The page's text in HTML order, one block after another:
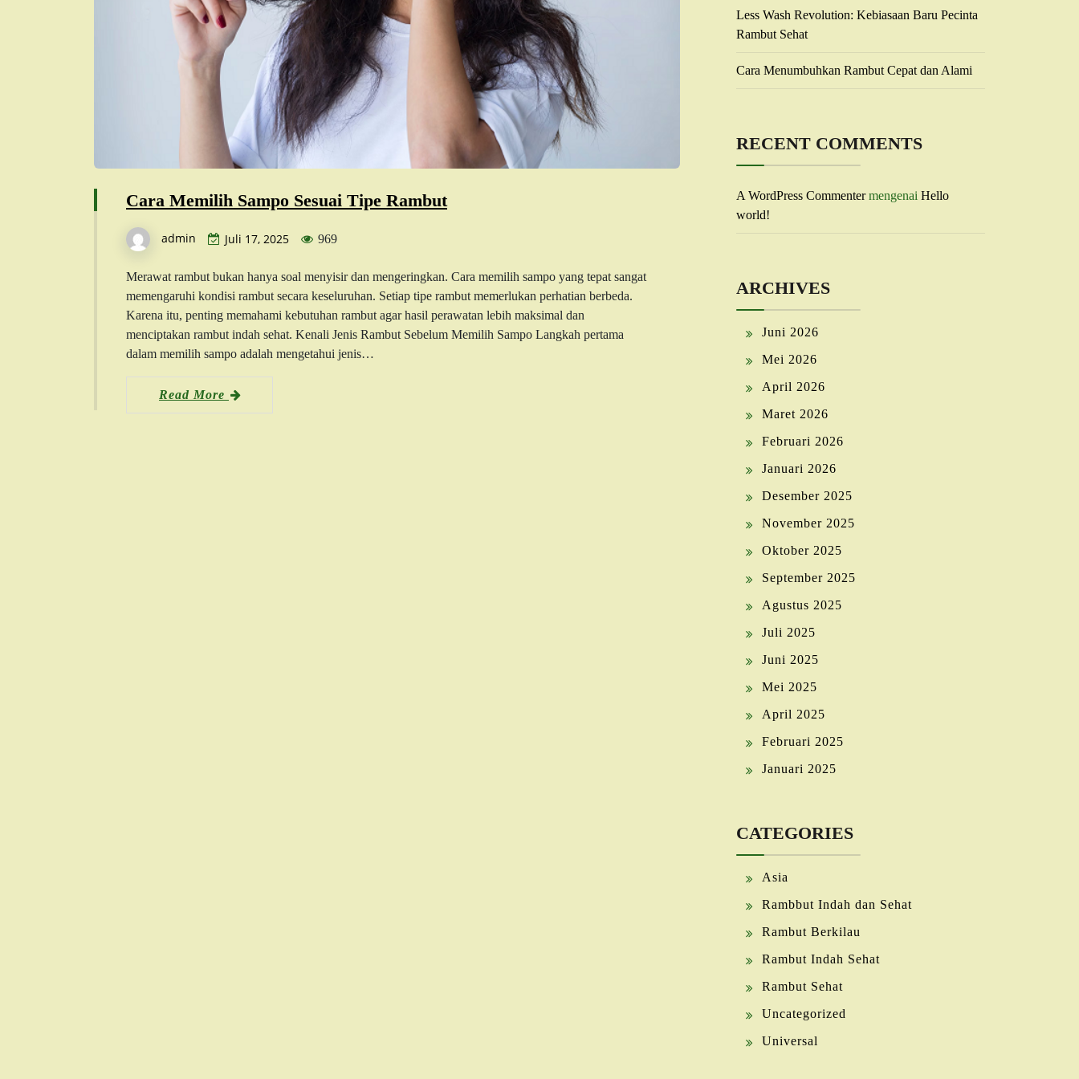
Cara Memilih Sampo Sesuai Tipe Rambut
admin Juli 17, 2025 969
Merawat rambut bukan hanya soal menyisir dan mengeringkan. Cara memilih sampo yang tepat sangat
memengaruhi kondisi rambut secara keseluruhan. Setiap tipe rambut memerlukan perhatian berbeda.
Karena itu, penting memahami kebutuhan rambut agar hasil perawatan lebih maksimal dan
menciptakan rambut indah sehat. Kenali Jenis Rambut Sebelum Memilih Sampo Langkah pertama
dalam memilih sampo adalah mengetahui jenis…
Read More
Less Wash Revolution: Kebiasaan Baru Pecinta
Rambut Sehat
Cara Menumbuhkan Rambut Cepat dan Alami
RECENT COMMENTS
A WordPress Commentermengenai Hello
world!
ARCHIVES
Juni 2026
Mei 2026
April 2026
Maret 2026
Februari 2026
Januari 2026
Desember 2025
November 2025
Oktober 2025
September 2025
Agustus 2025
Juli 2025
Juni 2025
Mei 2025
April 2025
Februari 2025
Januari 2025
CATEGORIES
Asia
Rambbut Indah dan Sehat
Rambut Berkilau
Rambut Indah Sehat
Rambut Sehat
Uncategorized
Universal